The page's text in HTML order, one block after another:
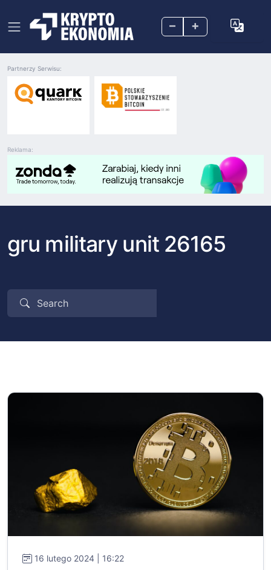
– +
Reklama:
Partnerzy Serwisu:
gru military unit 26165
16 lutego 2024 | 16:22